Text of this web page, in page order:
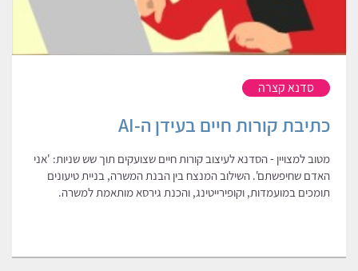
סדנא קצרה
כתיבת קורות חיים בעידן ה-AI
מטוב למצויין - הסדנא לעיצוב קורות חיים שצועקים תוך שש שניות: 'אני
האדם שחיפשתם'. השילוב המנצח בין הבנת המשרה, בניית טיעונים
תומכים במועמדות, וקופירייטינג, והכנת גירסא מותאמת למשרה.